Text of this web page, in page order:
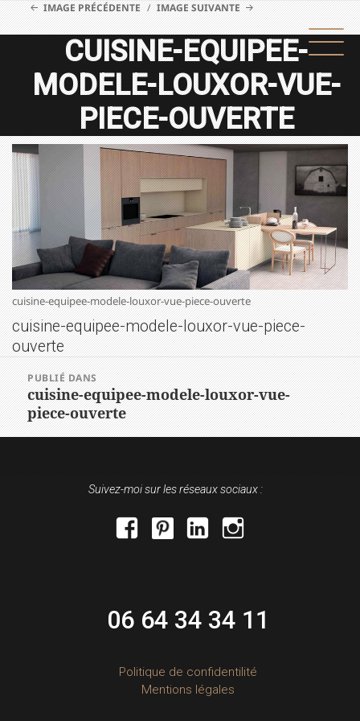
IMAGE PRÉCÉDENTE IMAGE SUIVANTE
CUISINE-EQUIPEE-
MODELE-LOUXOR-VUE-
PIECE-OUVERTE
cuisine-equipee-modele-louxor-vue-piece-ouverte
cuisine-equipee-modele-louxor-vue-piece-
ouverte
NAVIGATION
DE
L’ARTICLE
PUBLIÉ DANS
cuisine-equipee-modele-louxor-vue-
piece-ouverte
Suivez-moi sur les réseaux sociaux :
facebookpinterestlinkedininstagram
06 64 34 34 11
Politique de confidentilité
Mentions légales